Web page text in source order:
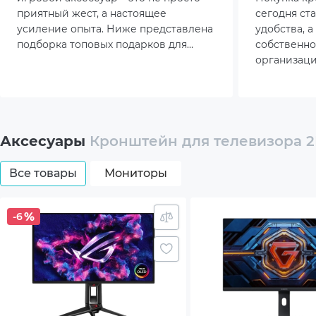
приятный жест, а настоящее
усиление опыта. Ниже представлена
подборка топовых подарков для
сегодня
удобства,
актуальна
рабочего
ситуации
Аксесуары Кронштейн для телевизора
Все товары Мониторы
-6